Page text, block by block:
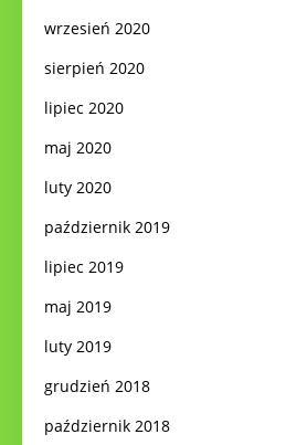
wrzesień 2020
sierpień 2020
lipiec 2020
maj 2020
luty 2020
październik 2019
lipiec 2019
maj 2019
luty 2019
grudzień 2018
październik 2018